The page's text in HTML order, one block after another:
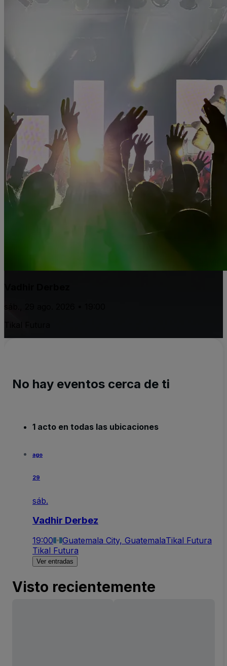
No hay eventos cerca de ti
1 acto en todas las ubicaciones
ago
29
sáb.
Vadhir Derbez
19:00 Guatemala City, GuatemalaTikal Futura
Tikal Futura
Ver entradas
Visto recientemente